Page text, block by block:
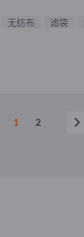
无纺布 滤袋
1 2